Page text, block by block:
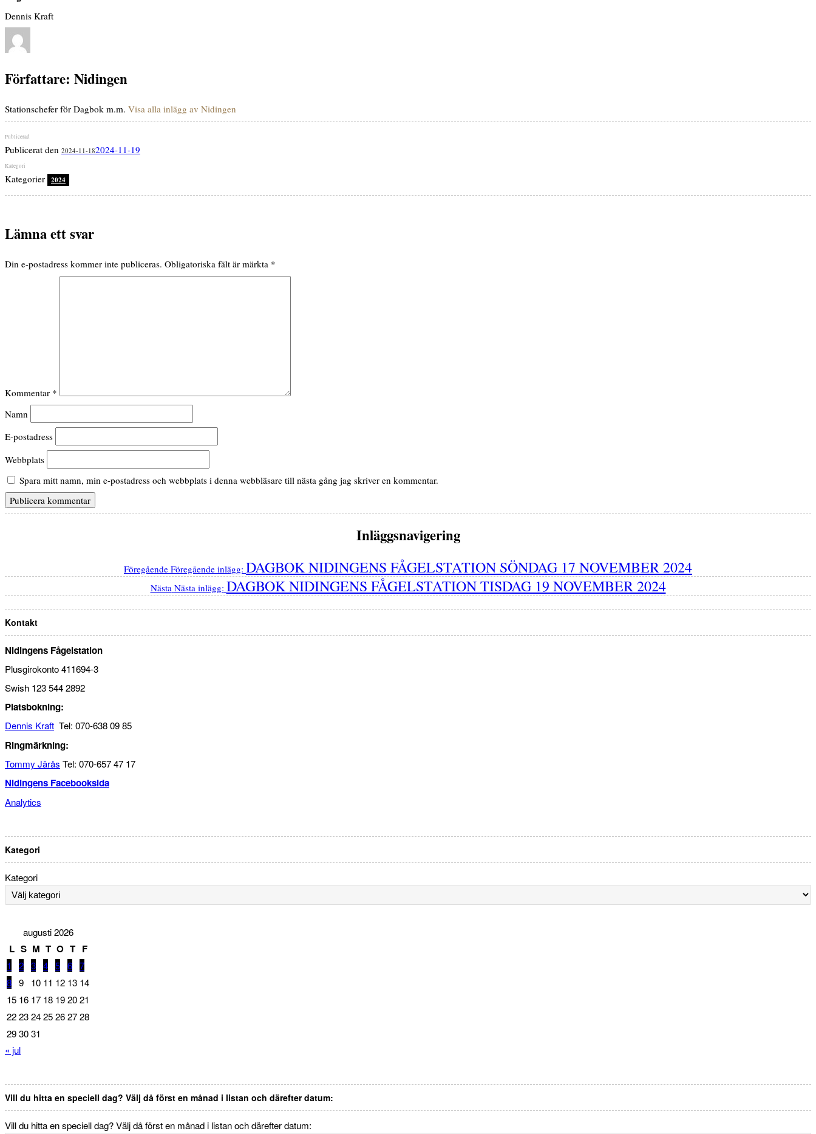
Dennis Kraft
Författare: Nidingen
Stationschefer för Dagbok m.m. Visa alla inlägg av Nidingen
Publicerat den 2024-11-182024-11-19
Kategorier 2024
Lämna ett svar
Din e-postadress kommer inte publiceras. Obligatoriska fält är märkta *
Kommentar *
Namn
E-postadress
Webbplats
Spara mitt namn, min e-postadress och webbplats i denna webbläsare till nästa gång jag skriver en kommentar.
Inläggsnavigering
Föregående Föregående inlägg: DAGBOK NIDINGENS FÅGELSTATION SÖNDAG 17 NOVEMBER 2024
Nästa Nästa inlägg: DAGBOK NIDINGENS FÅGELSTATION TISDAG 19 NOVEMBER 2024
Kontakt
Nidingens Fågelstation
Plusgirokonto 411694-3
Swish 123 544 2892
Platsbokning:
Dennis Kraft Tel: 070-638 09 85
Ringmärkning:
Tommy Järås Tel: 070-657 47 17
Nidingens Facebooksida
Analytics
Kategori
Kategori
augusti 2026
L S M T O T F
1 2 3 4 5 6 7
8 9 10 11 12 13 14
15 16 17 18 192021
22232425262728
293031
« jul
Vill du hitta en speciell dag? Välj då först en månad i listan och därefter datum:
Vill du hitta en speciell dag? Välj då först en månad i listan och därefter datum: